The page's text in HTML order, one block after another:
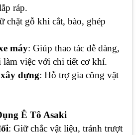
ráp.
chặt gỗ khi cắt, bào, ghép
máy: Giúp thao tác dễ dàng,
việc với chi tiết cơ khí.
dựng: Hỗ trợ gia công vật
Ê Tô Asaki
: Giữ chắc vật liệu, tránh trượt